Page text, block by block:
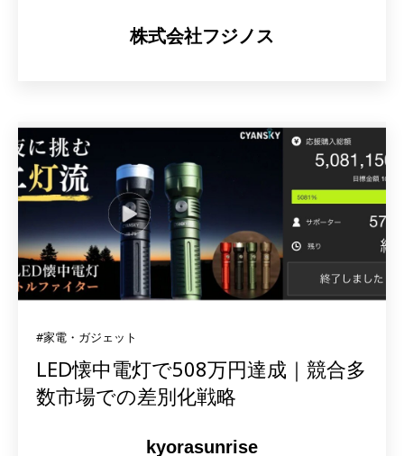
株式会社フジノス
#家電・ガジェット
LED懐中電灯で508万円達成｜競合多
数市場での差別化戦略
kyorasunrise